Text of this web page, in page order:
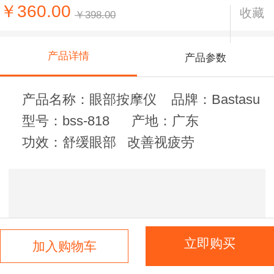
￥360.00 ￥398.00 收藏
产品详情 产品参数
产品名称：眼部按摩仪 品牌：Bastasu
型号：bss-818 产地：广东
功效：舒缓眼部 改善视疲劳
加入购物车 立即购买